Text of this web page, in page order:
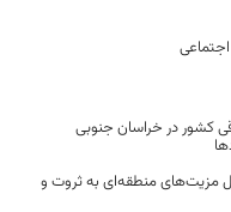
کشور در خراسان جنوبی
مزیت‌های منطقه‌ای به ثروت و